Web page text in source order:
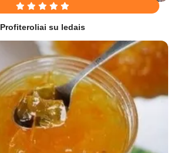
Profiteroliai su ledais